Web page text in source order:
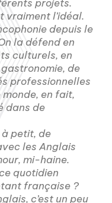
projets.
vraiment l’idéal.
depuis le
la défend en
culturels, en
de
professionnelles
en fait,
dans de
à petit, de
les Anglais
mi-haine.
quotidien
française ?
c’est un peu